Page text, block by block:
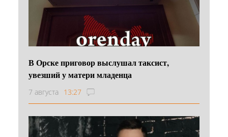
В Орске приговор выслушал таксист,
увезший у матери младенца
7 августа 13:27